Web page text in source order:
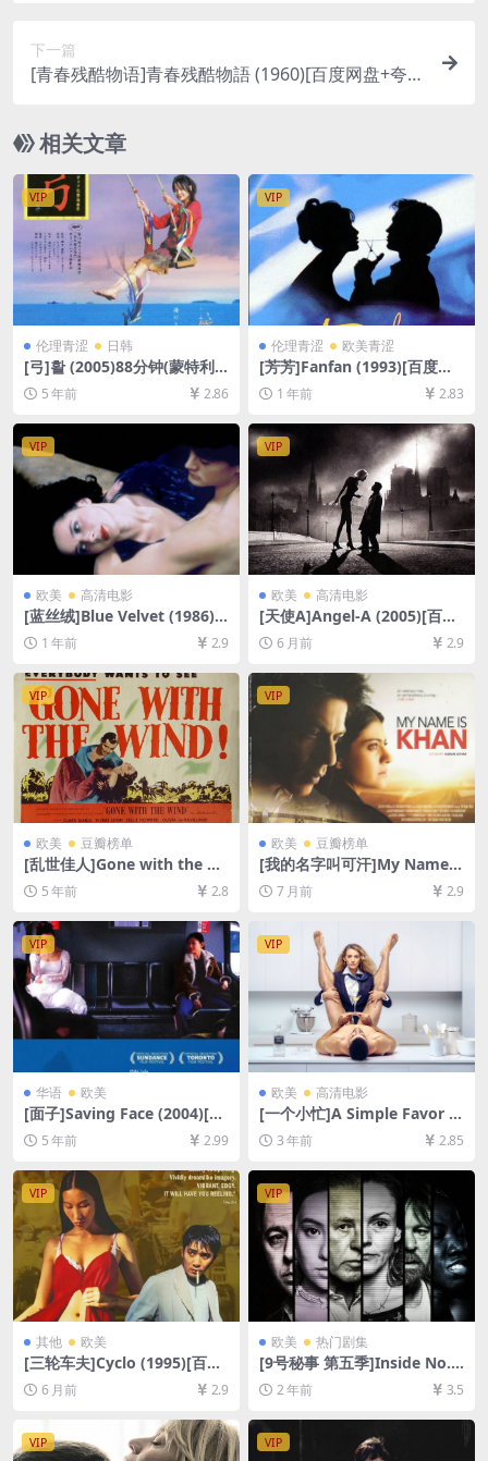
下一篇
[青春残酷物语]青春残酷物語 (1960)[百度网盘+夸克
P4/6.7GB][中文字幕]
相关文章
VIP
伦理青涩 日韩
[弓]활 (2005)88分钟(蒙特利
尔电影节版)[百度网盘+迅雷云
盘资源1080P超清][MP4/5.3G
B][韩语繁体中字]【视频文件
+防和谐压缩包（含解压密
码）】
5 年前 2.86
VIP
伦理青涩 欧美青涩
[芳芳]Fanfan (1993)[百度网
盘+夸克网盘1080P超清未删
减资源][网盘在线播放/下载]
[MP4/5.9GB][中文字幕]
1 年前 2.83
VIP
欧美 高清电影
[蓝丝绒]Blue Velvet (1986)
[百度网盘+夸克网盘1080P超
清未删减资源][网盘在线播放/
1 年前 2.9
VIP
欧美 高清电影
[天使A]Angel-A (2005)[百度
网盘+夸克网盘1080P超清未
删减资源][网盘在线播放/下
6 月前 2.9
VIP
欧美 豆瓣榜单
[乱世佳人]Gone with the Wi
nd (1939)[百度网盘+迅雷云
盘资源1080P超清未删减][MP
4/15GB][中英字幕]
5 年前 2.8
VIP
欧美 豆瓣榜单
[我的名字叫可汗]My Name I
s Khan (2010)[百度网盘+夸
克网盘1080P超清未删减资源]
[网盘在线播放/下载][MP4/12
GB][中英字幕]
7 月前 2.9
VIP
华语 欧美
[面子]Saving Face (2004)[百
度网盘+夸克网盘1080P超清
未删减资源][网盘在线播放/下
载][MP4/7GB][中文字幕]
5 年前 2.99
VIP
欧美 高清电影
[一个小忙]A Simple Favor (2
018)[百度网盘+夸克网盘1080
P超清未删减资源][网盘在线播
放/下载][MP4/7.6GB][中英字
幕]
3 年前 2.85
VIP
其他 欧美
[三轮车夫]Cyclo (1995)[百度
网盘+夸克网盘1080P超清未
删减资源][网盘在线播放/下
6 月前 2.9
VIP
欧美 热门剧集
[9号秘事 第五季]Inside No. 9
Season 5 (2020)[百度网盘
+夸克网盘1080P超清未删减
4/7.6GB][中英字幕]
2 年前 3.5
VIP VIP